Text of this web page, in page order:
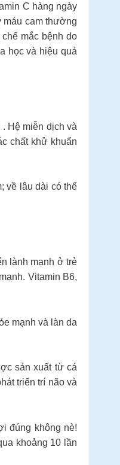
C hàng ngày
máu cam thường
mắc bệnh do
học và hiệu quả
Hệ miễn dịch và
chất khử khuẩn
về lâu dài có thể
lành mạnh ở trẻ
Vitamin B6,
mạnh và làn da
sản xuất từ cá
triển trí não và
đúng không nè!
khoảng 10 lần